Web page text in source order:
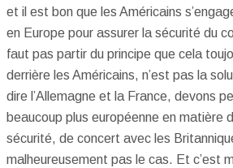
et il est bon que les Américains
en Europe pour assurer la sécurité du
faut pas partir du principe que cela
derrière les Américains, n’est pas la
dire l’Allemagne et la France, devons
beaucoup plus européenne en matière
sécurité, de concert avec les
malheureusement pas le cas. Et c’est